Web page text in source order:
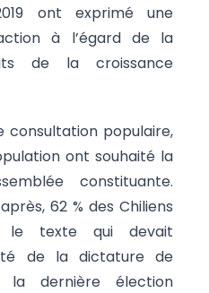
ont exprimé une
à l’égard de la
de la croissance
consultation populaire,
ont souhaité la
constituante.
62 % des Chiliens
le texte qui devait
de la dictature de
la dernière élection